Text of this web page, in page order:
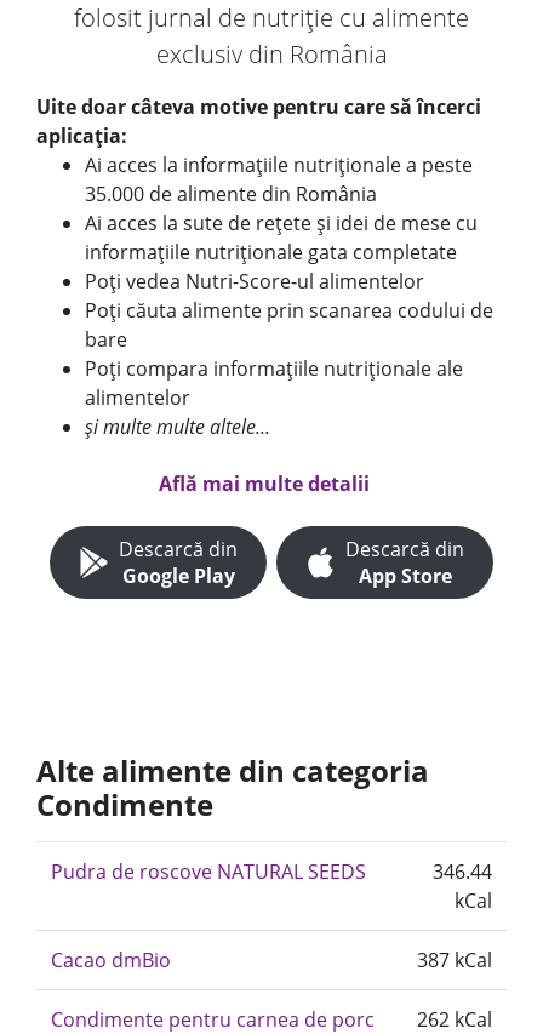
folosit jurnal de nutriție cu alimente
exclusiv din România
Uite doar câteva motive pentru care să încerci
aplicația:
Ai acces la informațiile nutriționale a peste
35.000 de alimente din România
Ai acces la sute de rețete și idei de mese cu
informațiile nutriționale gata completate
Poți vedea Nutri-Score-ul alimentelor
Poți căuta alimente prin scanarea codului de
bare
Poți compara informațiile nutriționale ale
alimentelor
și multe multe altele...
Află mai multe detalii
Descarcă din
Google Play
Descarcă din
App Store
Alte alimente din categoria
Condimente
Pudra de roscove NATURAL SEEDS
346.44
kCal
Cacao dmBio 387 kCal
Condimente pentru carnea de porc
262 kCal